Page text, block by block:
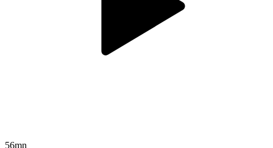
56mn